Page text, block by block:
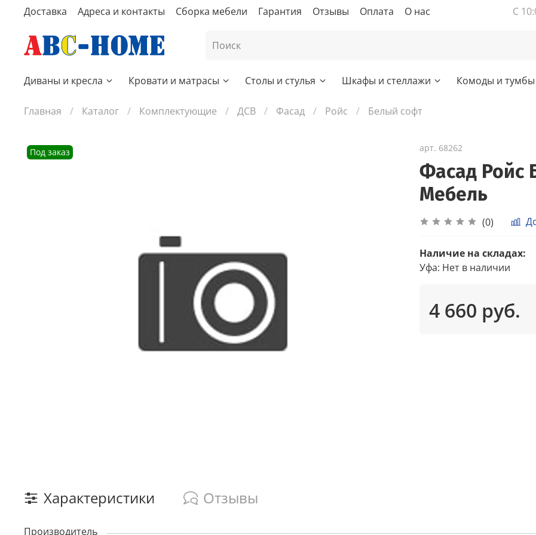
Доставка Адреса и контакты Сборка мебели Гарантия Отзывы Оплата О нас С
Диваны и кресла Кровати и матрасы Столы и стулья Шкафы и стеллажи Комоды и тумбы
Главная Каталог Комплектующие ДСВ Фасад Ройс Белый софт
Под заказ арт. 68262
Фасад Ройс
Мебель
(0)
Наличие на складах:
Уфа: Нет в наличии
4 660 руб.
Характеристики Отзывы
Производитель